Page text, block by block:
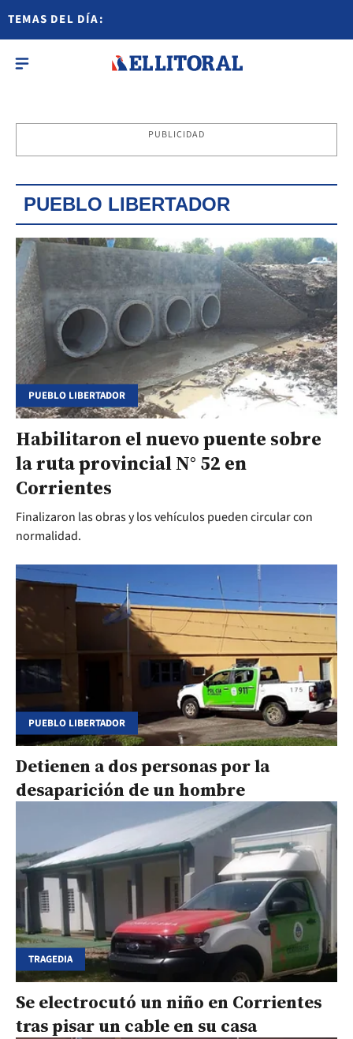
TEMAS DEL DÍA:
PUBLICIDAD
PUEBLO LIBERTADOR
PUEBLO LIBERTADOR
Habilitaron el nuevo puente sobre
la ruta provincial N° 52 en
Corrientes
Finalizaron las obras y los vehículos pueden circular con
normalidad.
PUEBLO LIBERTADOR
Detienen a dos personas por la
desaparición de un hombre
TRAGEDIA
Se electrocutó un niño en Corrientes
tras pisar un cable en su casa